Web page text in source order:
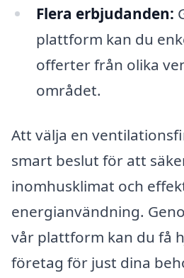
Flera erbjudanden:
plattform kan du
offerter från olika
området.
Att välja en
smart beslut för att
inomhusklimat och
energianvändning.
vår plattform kan du få
företag för just dina